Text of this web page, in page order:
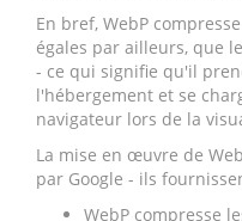
En bref, WebP
égales par ailleurs, que
- ce qui signifie qu'il
l'hébergement et se
navigateur lors de la
La mise en œuvre de
par Google - ils
WebP compresse